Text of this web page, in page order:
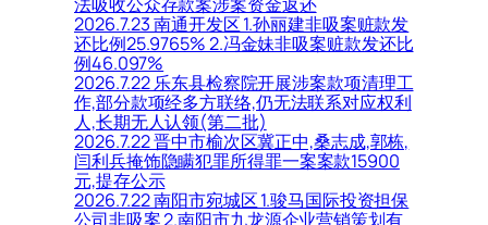
2026.7.23 南通开发区 1.孙丽建非吸案赃款发
还比例25.9765% 2.冯金妹非吸案赃款发还比
例46.097%
2026.7.22 乐东县检察院开展涉案款项清理工
作,部分款项经多方联络,仍无法联系对应权利
人,长期无人认领(第二批)
2026.7.22 晋中市榆次区冀正中,桑志成,郭栋,
闫利兵掩饰隐瞒犯罪所得罪一案案款15900
元,提存公示
2026.7.22 南阳市宛城区 1.骏马国际投资担保
公司非吸案 2.南阳市九龙源企业营销策划有